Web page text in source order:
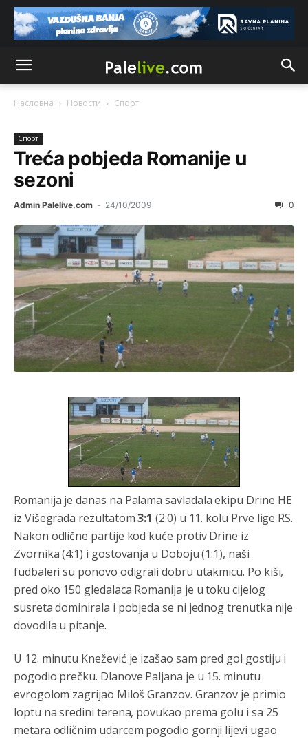
Насловна Новости Спорт
Спорт
Treća pobjeda Romanije u
sezoni
Admin Palelive.com - 24/10/2009 0
Romanija je danas na Palama savladala ekipu Drine HE
iz Višegrada rezultatom3:1 (2:0) u 11. kolu Prve lige RS.
Nakon odlične partije kod kuće protiv Drine iz
Zvornika (4:1) i gostovanja u Doboju (1:1), naši
fudbaleri su ponovo odigrali dobru utakmicu. Po kiši,
pred oko 150 gledalaca Romanija je u toku cijelog
susreta dominirala i pobjeda se ni jednog trenutka nije
dovodila u pitanje.
U 12. minutu Knežević je izašao sam pred gol gostiju i
pogodio prečku. Dlanove Paljana je u 15. minutu
evrogolom zagrijao Miloš Granzov. Granzov je primio
loptu na sredini terena, povukao prema golu i sa 25
metara odličnim udarcem pogodio gornji lijevi ugao